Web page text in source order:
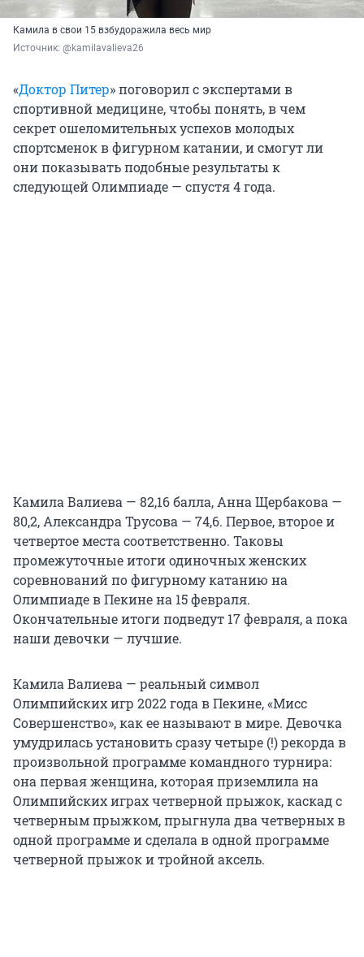
Камила в свои 15 взбудоражила весь мир
Источник: @kamilavalieva26
«Доктор Питер» поговорил с экспертами в
спортивной медицине, чтобы понять, в чем
секрет ошеломительных успехов молодых
спортсменок в фигурном катании, и смогут ли
они показывать подобные результаты к
следующей Олимпиаде — спустя 4 года.
Камила Валиева — 82,16 балла, Анна Щербакова —
80,2, Александра Трусова — 74,6. Первое, второе и
четвертое места соответственно. Таковы
промежуточные итоги одиночных женских
соревнований по фигурному катанию на
Олимпиаде в Пекине на 15 февраля.
Окончательные итоги подведут 17 февраля, а пока
наши девочки — лучшие.
Камила Валиева — реальный символ
Олимпийских игр 2022 года в Пекине, «Мисс
Совершенство», как ее называют в мире. Девочка
умудрилась установить сразу четыре (!) рекорда в
произвольной программе командного турнира:
она первая женщина, которая приземлила на
Олимпийских играх четверной прыжок, каскад с
четверным прыжком, прыгнула два четверных в
одной программе и сделала в одной программе
четверной прыжок и тройной аксель.